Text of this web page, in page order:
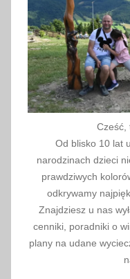
Cześć,
Od blisko 10 lat
narodzinach dzieci
prawdziwych
odkrywamy
Znajdziesz u nas
cenniki, poradniki o
plany na udane